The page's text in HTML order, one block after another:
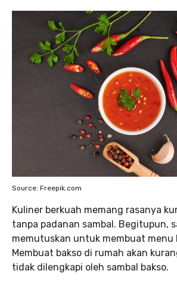
Source: Freepik.com
Kuliner berkuah memang rasanya
tanpa padanan sambal. Begitupun,
memutuskan untuk membuat menu
Membuat bakso di rumah akan
tidak dilengkapi oleh sambal bakso.